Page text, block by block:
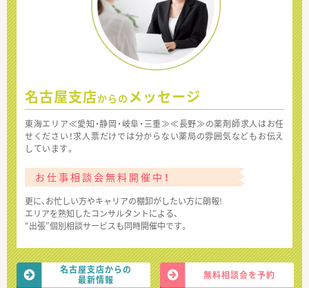
名古屋支店からの メッセージ
東海エリア≪愛知・静岡・岐阜・三重≫≪長野≫の薬剤師求人はお任
せください！求人票だけでは分からない薬局の雰囲気などもお伝え
しています。
お仕事相談会無料開催中！
更に、お忙しい方やキャリアの棚卸がしたい方に朗報!
エリアを熟知したコンサルタントによる、
“出張”個別相談サービスも同時開催中です。
名古屋支店からの
最新情報
無料相談会を予約